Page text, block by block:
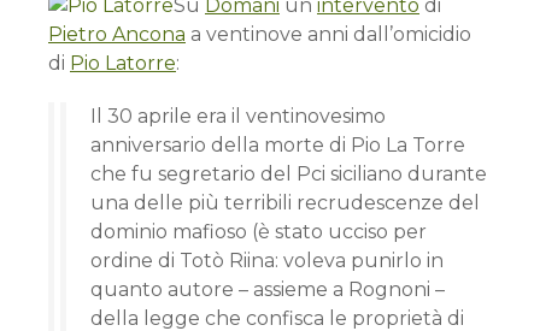
Su Domani un intervento di
Pietro Ancona a ventinove anni dall’omicidio
di Pio Latorre:
Il 30 aprile era il ventinovesimo
anniversario della morte di Pio La Torre
che fu segretario del Pci siciliano durante
una delle più terribili recrudescenze del
dominio mafioso (è stato ucciso per
ordine di Totò Riina: voleva punirlo in
quanto autore – assieme a Rognoni –
della legge che confisca le proprietà di